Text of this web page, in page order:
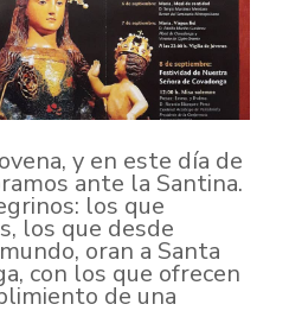
y en este día de
ante la Santina.
los que
los que desde
oran a Santa
con los que ofrecen
de una